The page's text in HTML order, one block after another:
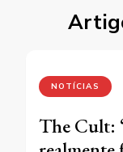
NOTÍCIAS
The Cult: